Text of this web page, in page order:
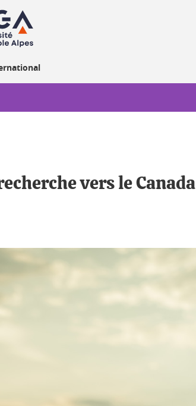
vers le Canada